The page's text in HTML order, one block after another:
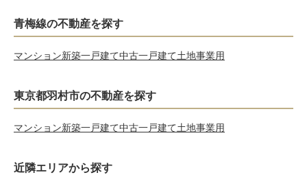
青梅線の不動産を探す
マンション新築一戸建て中古一戸建て土地事業用
東京都羽村市の不動産を探す
マンション新築一戸建て中古一戸建て土地事業用
近隣エリアから探す